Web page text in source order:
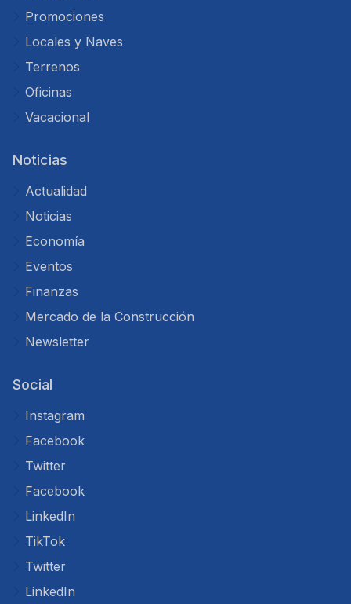
Promociones
Locales y Naves
Terrenos
Oficinas
Vacacional
Noticias
Actualidad
Noticias
Economía
Eventos
Finanzas
Mercado de la Construcción
Newsletter
Social
Instagram
Facebook
Twitter
Facebook
LinkedIn
TikTok
Twitter
LinkedIn